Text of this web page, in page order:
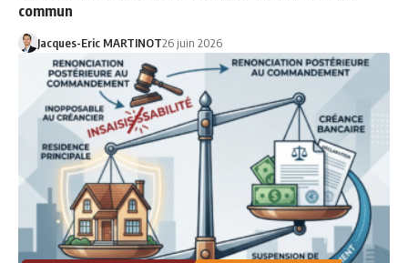
commun
Jacques-Eric MARTINOT26 juin 2026